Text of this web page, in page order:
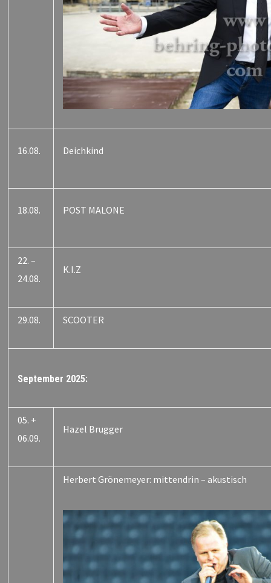
16.08. Deichkind
18.08. POST MALONE
22. –
24.08.
K.I.Z
29.08. SCOOTER
September 2025:
05. +
06.09.
Hazel Brugger
Herbert Grönemeyer: mittendrin – akustisch